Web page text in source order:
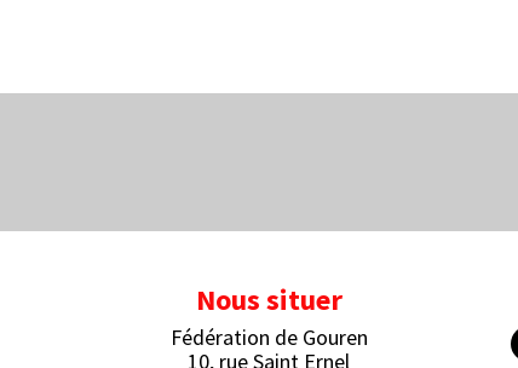
Nous situer
Fédération de Gouren
10, rue Saint Ernel